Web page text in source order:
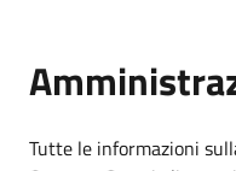
Tutte le informazioni